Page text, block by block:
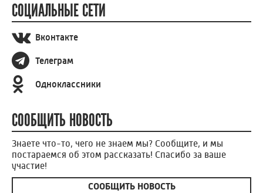
СОЦИАЛЬНЫЕ СЕТИ
Вконтакте
Телеграм
Одноклассники
СООБЩИТЬ НОВОСТЬ
Знаете что-то, чего не знаем мы? Сообщите, и мы
постараемся об этом рассказать! Спасибо за ваше
участие!
СООБЩИТЬ НОВОСТЬ